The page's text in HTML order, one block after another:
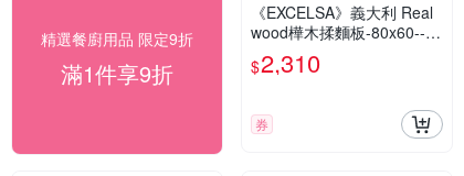
精選餐廚用品 限定9折
滿1件享9折
《EXCELSA》義大利 Real
wood樺木揉麵板-80x60--
揉麵板 桿麵墊 料理墊 麵糰
揉麵板
$2,310
券